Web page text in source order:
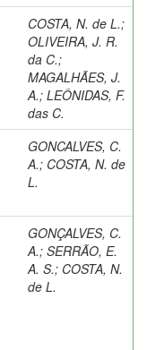
COSTA, N. de L.;
OLIVEIRA, J. R.
da C.;
MAGALHÃES, J.
A.; LEÔNIDAS, F.
das C.
GONCALVES, C.
A.; COSTA, N. de
L.
GONÇALVES, C.
A.; SERRÃO, E.
A. S.; COSTA, N.
de L.